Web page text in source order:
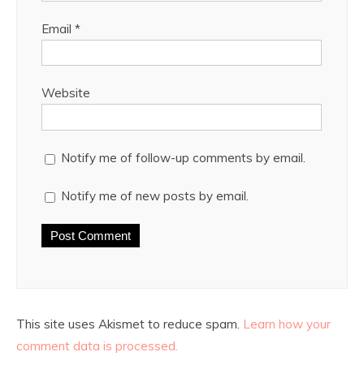
Email *
Website
Notify me of follow-up comments by email.
Notify me of new posts by email.
This site uses Akismet to reduce spam. Learn how your
comment data is processed.